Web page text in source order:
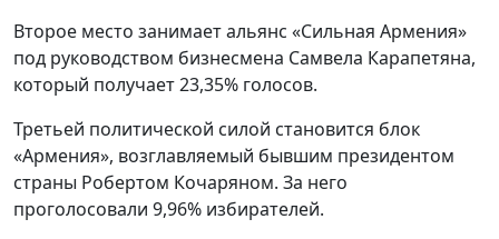
Второе место занимает альянс «Сильная Армения»
под руководством бизнесмена Самвела Карапетяна,
который получает 23,35% голосов.
Третьей политической силой становится блок
«Армения», возглавляемый бывшим президентом
страны Робертом Кочаряном. За него
проголосовали 9,96% избирателей.